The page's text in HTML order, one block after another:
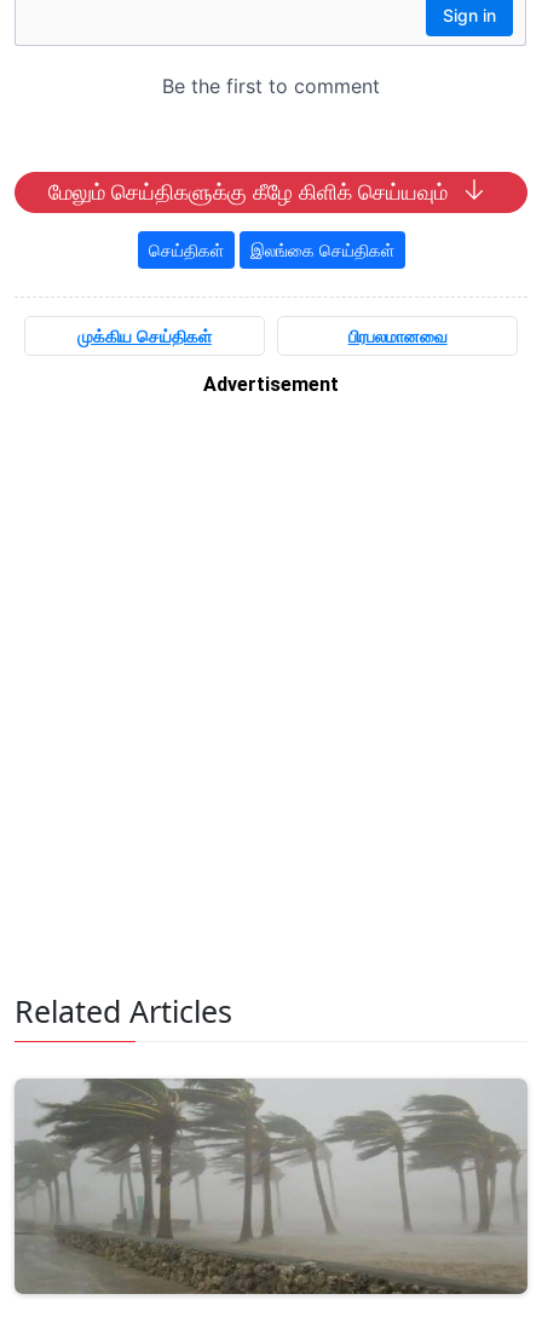
மேலும் செய்திகளுக்கு கீழே கிளிக் செய்யவும்
செய்திகள் இலங்கை செய்திகள்
முக்கிய செய்திகள் பிரபலமானவை
Advertisement
Related Articles